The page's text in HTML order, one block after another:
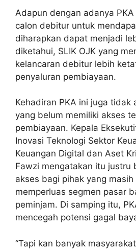
Adapun dengan adanya
calon debitur untuk
diharapkan dapat menjadi
diketahui, SLIK OJK yang
kelancaran debitur lebih
penyaluran pembiayaan.
Kehadiran PKA ini juga tidak
yang belum memiliki akses
pembiayaan. Kepala
Inovasi Teknologi Sektor
Keuangan Digital dan Aset
Fawzi mengatakan itu justru
akses bagi pihak yang
memperluas segmen pasar
peminjam. Di samping itu,
mencegah potensi gagal
“Tapi kan banyak